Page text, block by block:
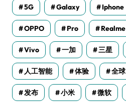
5G Galaxy Iphone
OPPO Pro Realme
Vivo 一加 三星
人工智能 体验 全球
发布 小米 微软